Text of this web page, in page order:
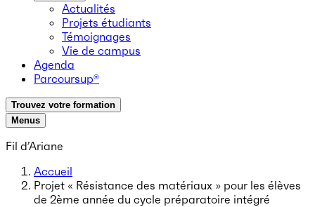
Actualités
Projets étudiants
Témoignages
Vie de campus
Agenda
Parcoursup®
Trouvez votre formation
Menus
Fil d’Ariane
Accueil
Projet « Résistance des matériaux » pour les élèves
de 2ème année du cycle préparatoire intégré